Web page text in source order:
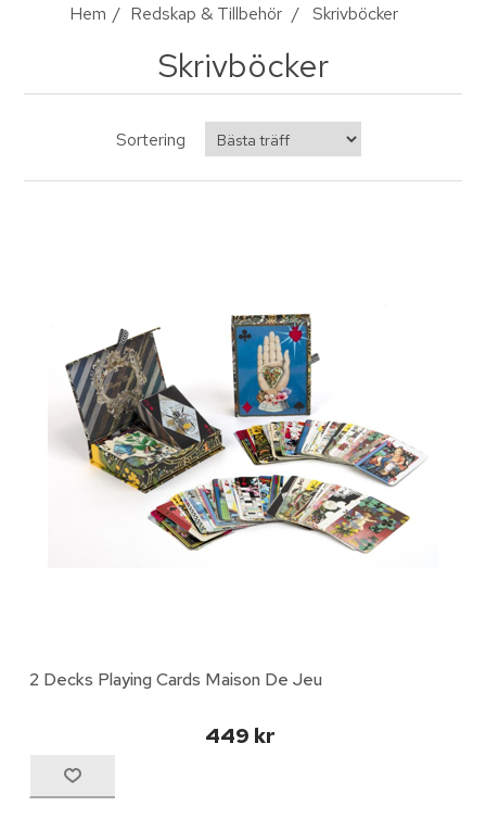
Hem / Redskap & Tillbehör / Skrivböcker
Skrivböcker
Sortering
2 Decks Playing Cards Maison De Jeu
449 kr